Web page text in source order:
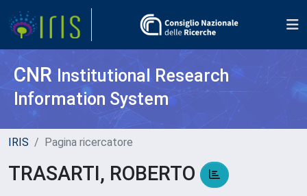
CNR Institutional Research
Information System
IRIS Pagina ricercatore
TRASARTI, ROBERTO